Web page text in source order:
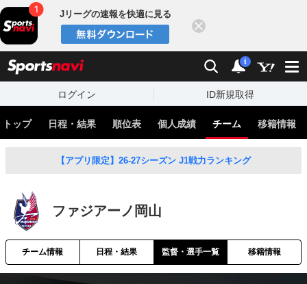
Jリーグの速報を快適に見る
検索 通知
i
ログイン ID新規取得
トップ 日程・結果 順位表 個人成績 チーム 移籍情報
【アプリ限定】26-27シーズン J1戦力ランキング
ファジアーノ岡山
チーム情報 日程・結果 監督・選手一覧 移籍情報